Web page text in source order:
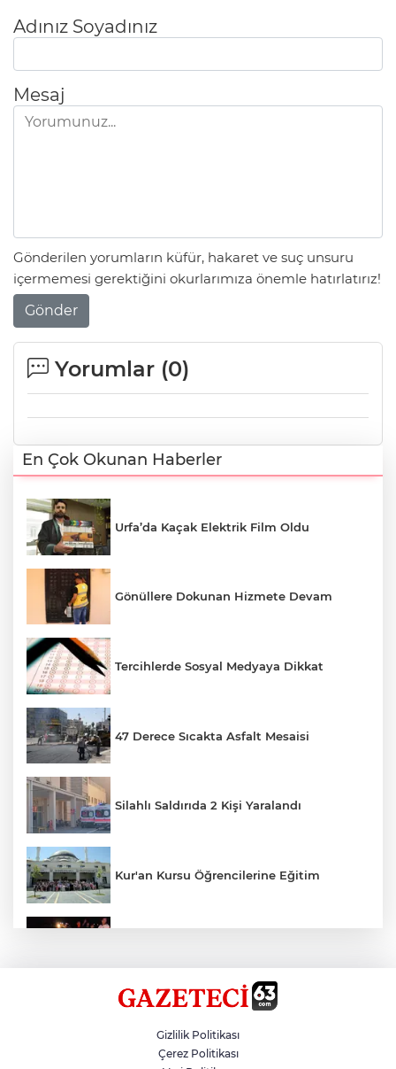
Adınız Soyadınız
Mesaj
Gönderilen yorumların küfür, hakaret ve suç unsuru
içermemesi gerektiğini okurlarımıza önemle hatırlatırız!
Gönder
Yorumlar (0)
En Çok Okunan Haberler
Urfa’da Kaçak Elektrik Film Oldu
Gönüllere Dokunan Hizmete Devam
Tercihlerde Sosyal Medyaya Dikkat
47 Derece Sıcakta Asfalt Mesaisi
Silahlı Saldırıda 2 Kişi Yaralandı
Kur'an Kursu Öğrencilerine Eğitim
Siverek’te Mahmut Gülel Dönemi
Gizlilik Politikası
Çerez Politikası